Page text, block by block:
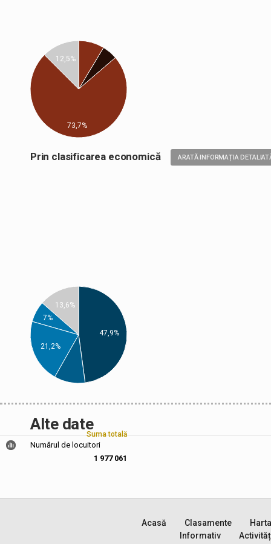
12,5%
73,7%
Prin clasificarea economică ARATĂ INFORMAȚIA
47,9%
13,6%
7%
21,2%
Alte date
Suma totală
Numărul de locuitori
1 977 061
Acasă Clasamente
Harta
Informativ